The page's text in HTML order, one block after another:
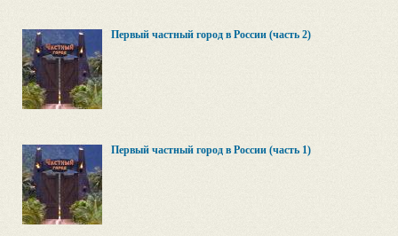
Первый частный город в России (часть 2)
Первый частный город в России (часть 1)